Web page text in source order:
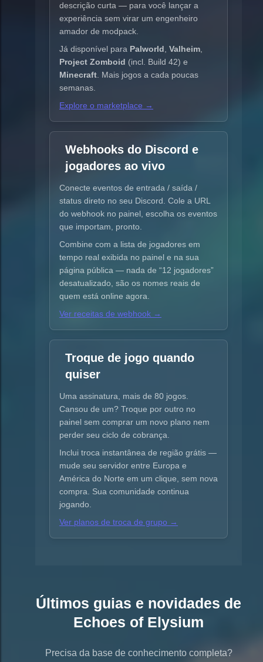
descrição curta — para você lançar a
experiência sem virar um engenheiro
amador de modpack.
Já disponível para Palworld, Valheim,
Project Zomboid (incl. Build 42) e
Minecraft. Mais jogos a cada poucas
semanas.
Explore o marketplace →
Webhooks do Discord e
jogadores ao vivo
Conecte eventos de entrada / saída /
status direto no seu Discord. Cole a URL
do webhook no painel, escolha os eventos
que importam, pronto.
Combine com a lista de jogadores em
tempo real exibida no painel e na sua
página pública — nada de “12 jogadores”
desatualizado, são os nomes reais de
quem está online agora.
Ver receitas de webhook →
Troque de jogo quando
quiser
Uma assinatura, mais de 80 jogos.
Cansou de um? Troque por outro no
painel sem comprar um novo plano nem
perder seu ciclo de cobrança.
Inclui troca instantânea de região grátis —
mude seu servidor entre Europa e
América do Norte em um clique, sem nova
compra. Sua comunidade continua
jogando.
Ver planos de troca de grupo →
Últimos guias e novidades de
Echoes of Elysium
Precisa da base de conhecimento completa?